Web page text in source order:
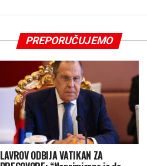
PREPORUČUJEMO
LAVROV ODBIJA VATIKAN ZA